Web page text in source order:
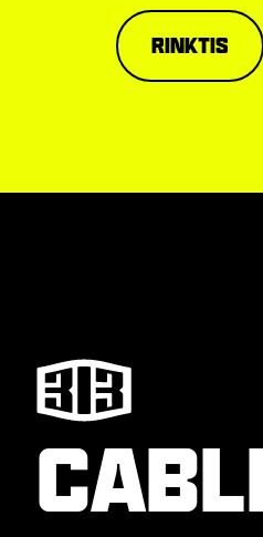
Rinktis